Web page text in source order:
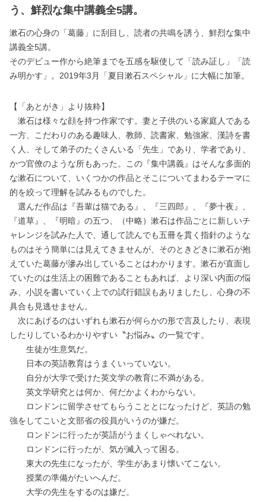
う、鮮烈な集中講義全5講。
漱石の心身の「葛藤」に刮目し、読者の共鳴を誘う、鮮烈な集中
講義全5講。
そのデビュー作から絶筆までを五感を駆使して「読み証し」「読
み明かす」。2019年3月「夏目漱石スペシャル」に大幅に加筆。
【「あとがき」より抜粋】
漱石は様々な顔を持つ作家です。妻と子供のいる家庭人である
一方、こだわりのある趣味人、教師、読書家、勉強家、漢詩を書
く人、そして弟子のたくさんいる「先生」であり、学者であり、
かつ官僚のような所もあった。この『集中講義』はそんな多面的
な漱石について、いくつかの作品とそこについてまわるテーマに
的を絞って理解を試みるものでした。
選んだ作品は『吾輩は猫である』、『三四郎』、『夢十夜』、
『道草』、『明暗』の五つ、（中略）漱石は作品ごとに新しいチ
ャレンジを試みた人で、通して読んでも五冊を貫く指針のような
ものはそう簡単には見えてきませんが、そのときどきに漱石が抱
えていた葛藤が滲み出していることはわかります。漱石が直面し
ていたのは生活上の困難であることもあれば、より深い内面の悩
み、小説を書いていく上での試行錯誤もありましたし、心身の不
具合も見逃せません。
次にあげるのはいずれも漱石が何らかの形で言及したり、表現
したりしているわかりやすい〝お悩み〟の一覧です。
生徒が生意気だ。
日本の英語教育はうまくいっていない。
自分が大学で受けた英文学の教育に不満がある。
英文学研究とは何か、何だかよくわからない。
ロンドンに留学させてもらうこととになったけど、英語の勉
強をしてこいと文部省の役員がいうのが嫌だ。
ロンドンに行ったが英語がうまくしゃべれない。
ロンドンに行ったが、気が滅入って困る。
東大の先生になったが、学生があまり懐いてこない。
授業の準備がたいへんだ。
大学の先生をするのは嫌だ。